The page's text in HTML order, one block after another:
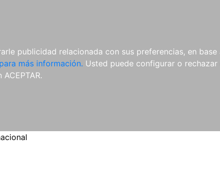
publicidad relacionada con sus preferencias, en
más información. Usted puede configurar o
CDS Y
DVDS
MATERIAL
COMPLEMENTARIO
NOVEDADES